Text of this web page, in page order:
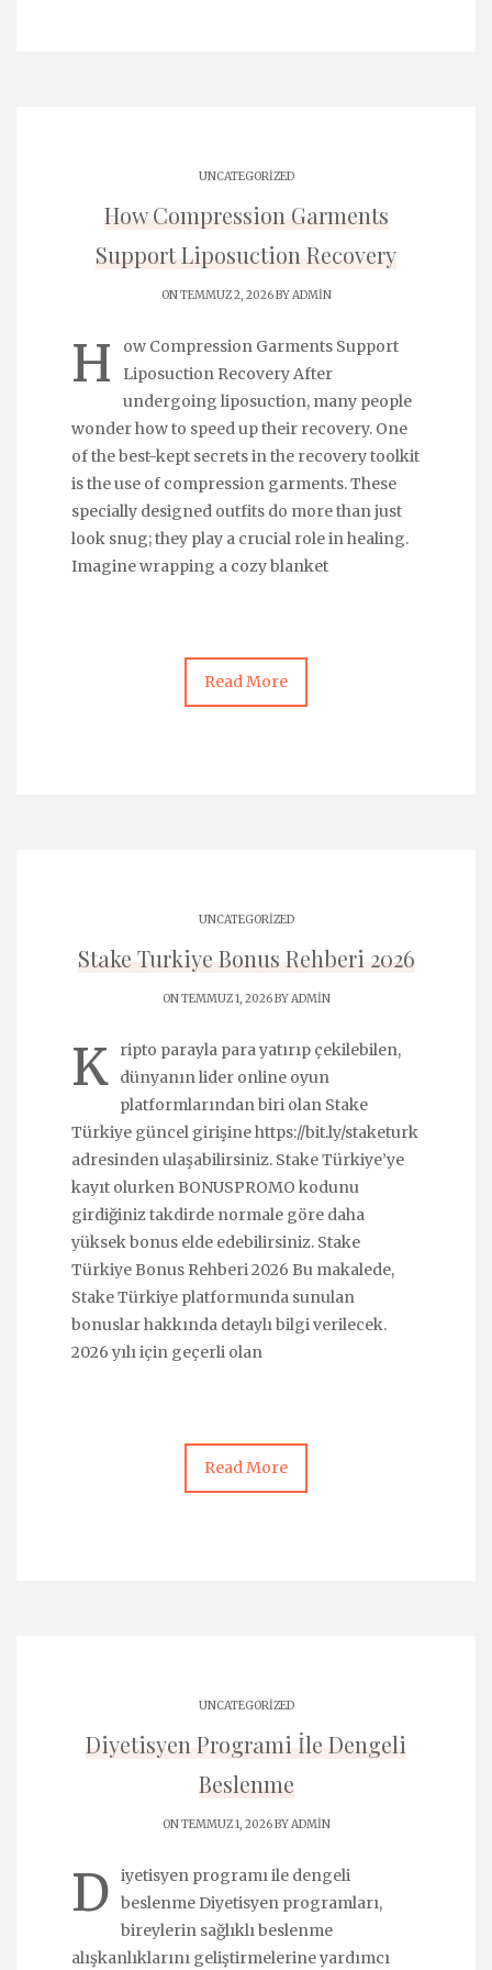
UNCATEGORIZED
How Compression Garments
Support Liposuction Recovery
ON TEMMUZ 2, 2026 BYADMIN
H
ow Compression Garments Support
Liposuction Recovery After
undergoing liposuction, many people
wonder how to speed up their recovery. One
of the best-kept secrets in the recovery toolkit
is the use of compression garments. These
specially designed outfits do more than just
look snug; they play a crucial role in healing.
Imagine wrapping a cozy blanket
Read More
UNCATEGORIZED
Stake Turkiye Bonus Rehberi 2026
ON TEMMUZ 1, 2026 BYADMIN
K
ripto parayla para yatırıp çekilebilen,
dünyanın lider online oyun
platformlarından biri olan Stake
Türkiye güncel girişine https://bit.ly/staketurk
adresinden ulaşabilirsiniz. Stake Türkiye’ye
kayıt olurken BONUSPROMO kodunu
girdiğiniz takdirde normale göre daha
yüksek bonus elde edebilirsiniz. Stake
Türkiye Bonus Rehberi 2026 Bu makalede,
Stake Türkiye platformunda sunulan
bonuslar hakkında detaylı bilgi verilecek.
2026 yılı için geçerli olan
Read More
UNCATEGORIZED
Diyetisyen Programi İle Dengeli
Beslenme
ON TEMMUZ 1, 2026 BYADMIN
D
iyetisyen programı ile dengeli
beslenme Diyetisyen programları,
bireylerin sağlıklı beslenme
alışkanlıklarını geliştirmelerine yardımcı